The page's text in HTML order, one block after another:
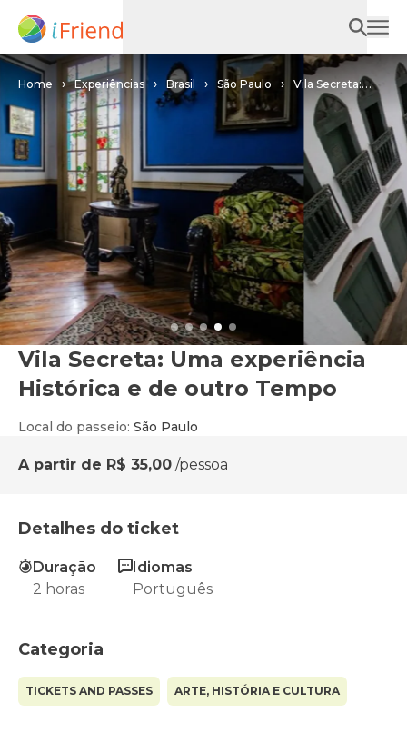
Home Experiências Brasil São Paulo
Vila Secreta:
Uma experiência Histórica e de outro Tempo
Vila Secreta: Uma experiência
Histórica e de outro Tempo
Local do passeio: São Paulo
A partir de R$ 35,00 /pessoa
Detalhes do ticket
Duração
2 horas
Idiomas
Português
Categoria
TICKETS AND PASSES ARTE, HISTÓRIA E CULTURA